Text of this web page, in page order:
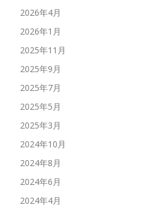
2026年4月
2026年1月
2025年11月
2025年9月
2025年7月
2025年5月
2025年3月
2024年10月
2024年8月
2024年6月
2024年4月